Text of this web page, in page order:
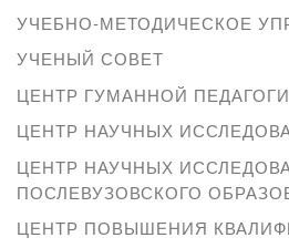
УЧЕБНО-МЕТОДИЧЕСКОЕ
УЧЕНЫЙ СОВЕТ
ЦЕНТР ГУМАННОЙ
ЦЕНТР НАУЧНЫХ
ЦЕНТР НАУЧНЫХ
ПОСЛЕВУЗОВСКОГО
ЦЕНТР ПОВЫШЕНИЯ